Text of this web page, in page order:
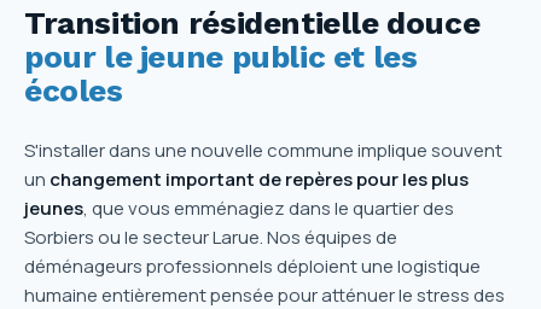
Transition résidentielle douce
pour le jeune public et les
écoles
S'installer dans une nouvelle commune implique souvent
un changement important de repères pour les plus
jeunes, que vous emménagiez dans le quartier des
Sorbiers ou le secteur Larue. Nos équipes de
déménageurs professionnels déploient une logistique
humaine entièrement pensée pour atténuer le stress des